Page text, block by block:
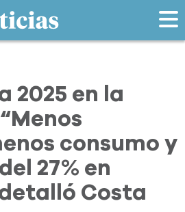
2025 en la
consumo y
27% en
Costa